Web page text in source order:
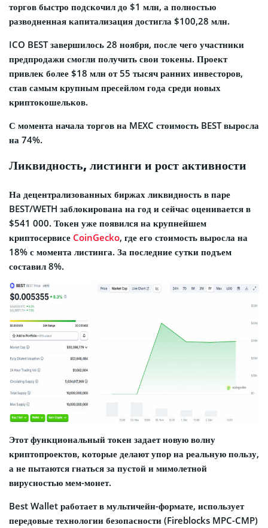
торгов быстро подскочил до $1 млн, а полностью
разводненная капитализация достигла $100,28 млн.
ICO BEST завершилось 28 ноября, после чего участники
предпродажи смогли получить свои токены. Проект
привлек более $18 млн от 55 тысяч ранних инвесторов,
став самым крупным пресейлом года среди новых
криптокошельков.
С момента начала торгов на MEXC стоимость BEST выросла
на 74%.
Ликвидность, листинги и рост активности
На децентрализованных биржах ликвидность в паре
BEST/WETH заблокирована на год и сейчас оценивается в
$541 000. Токен уже появился на крупнейшем
криптосервисе CoinGecko, где его стоимость выросла на
18% с момента листинга. За последние сутки подъем
составил 8%.
Этот функциональный токен задает новую волну
криптопроектов, которые делают упор на реальную пользу,
а не пытаются гнаться за пустой и мимолетной
вирусностью мем-монет.
Best Wallet работает в мультичейн-формате, использует
передовые технологии безопасности (Fireblocks MPC-CMP)